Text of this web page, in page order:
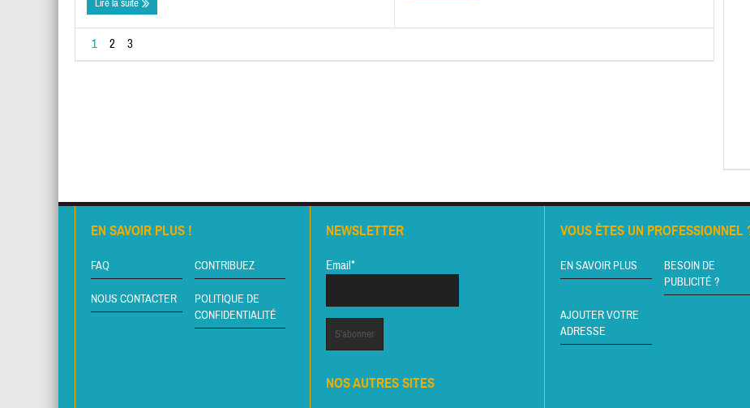
Lire la suite
1 2 3
EN SAVOIR PLUS !
FAQ CONTRIBUEZ
NOUS CONTACTER
POLITIQUE DE
CONFIDENTIALITÉ
NEWSLETTER
Email*
NOS AUTRES SITES
VOUS ÊTES UN PROFESSIONNEL
EN SAVOIR PLUS
BESOIN DE
PUBLICITÉ ?
AJOUTER VOTRE
ADRESSE